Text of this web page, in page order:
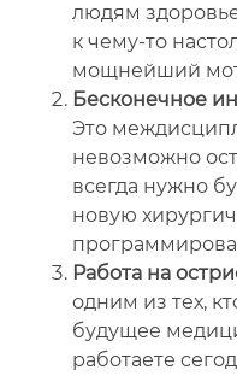
людям
к чему-то
мощнейший
Бесконечное
Это
невозможно
всегда нужно
новую
Работа на
одним из тех,
будущее
работаете